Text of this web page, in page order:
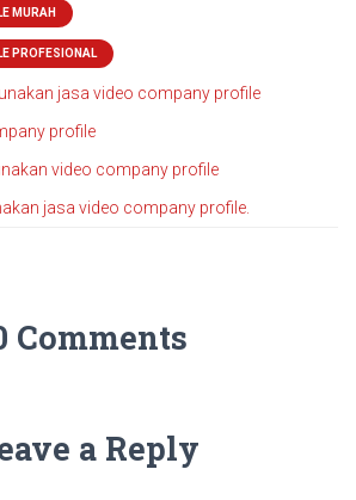
MURAH
PROFESIONAL
jasa video company profile
profile
video company profile
jasa video company profile.
Comments
a Reply